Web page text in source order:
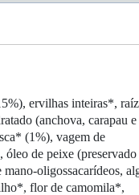
ervilhas inteiras*,
(anchova, carapau e
(1%), vagem de
óleo de peixe (preservado
oligossacarídeos,
flor de camomila*,